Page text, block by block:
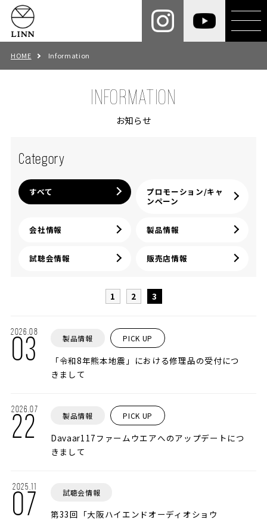
HOME Information
INFORMATION
お知らせ
Category
すべて
プロモーション/キャ
ンペーン
会社情報 製品情報
試聴会情報 販売店情報
1 2 3
2026.08
03 製品情報 PICK UP
「令和8年熊本地震」における修理品の受付につ
きまして
2026.07
22 製品情報 PICK UP
Davaar117ファームウエアへのアップデートにつ
きまして
2025.11
07 試聴会情報
第33回「大阪ハイエンドオーディオショウ